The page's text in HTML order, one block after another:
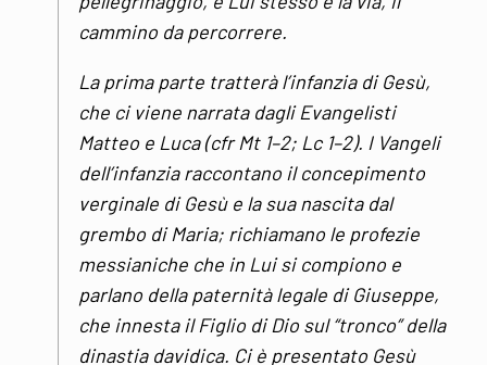
cammino da percorrere.
La prima parte tratterà l’infanzia di Gesù,
che ci viene narrata dagli Evangelisti
Matteo e Luca (cfr Mt 1–2; Lc 1–2). I Vangeli
dell’infanzia raccontano il concepimento
verginale di Gesù e la sua nascita dal
grembo di Maria; richiamano le profezie
messianiche che in Lui si compiono e
parlano della paternità legale di Giuseppe,
che innesta il Figlio di Dio sul “tronco” della
dinastia davidica. Ci è presentato Gesù